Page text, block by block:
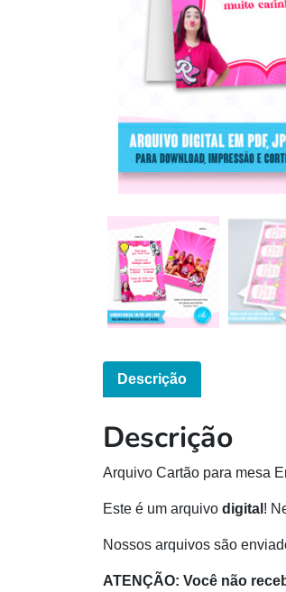
Descrição
Descrição
Arquivo Cartão para mesa
Este é um arquivo digital !
Nossos arquivos são
ATENÇÃO: Você não